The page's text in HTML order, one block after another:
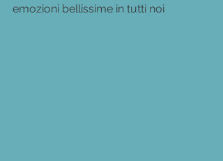
emozioni bellissime in tutti noi